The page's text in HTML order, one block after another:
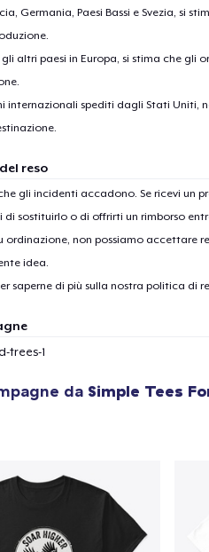
Germania, Paesi Bassi e Svezia, si
altri paesi in Europa, si stima che gli
internazionali spediti dagli Stati
reso
gli incidenti accadono. Se ricevi
di sostituirlo o di offrirti un rimborso
ordinazione, non possiamo accettare
idea.
saperne di più sulla nostra politica di
trees-1
da Simple Tees